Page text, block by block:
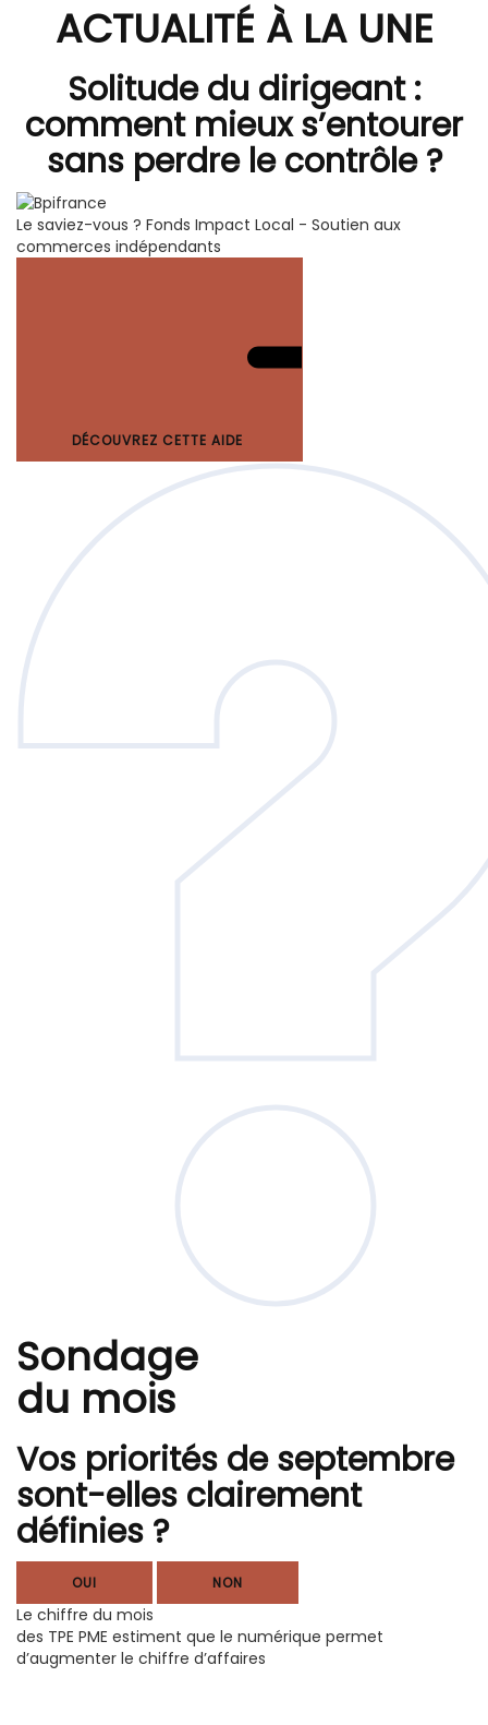
ACTUALITÉ À LA UNE
Solitude du dirigeant :
comment mieux s’entourer
sans perdre le contrôle ?
Le saviez-vous ? Fonds Impact Local - Soutien aux
commerces indépendants
DÉCOUVREZ CETTE AIDE
Sondage
du mois
Vos priorités de septembre
sont-elles clairement
définies ?
OUI NON
Le chiffre du mois
des TPE PME estiment que le numérique permet
d’augmenter le chiffre d’affaires